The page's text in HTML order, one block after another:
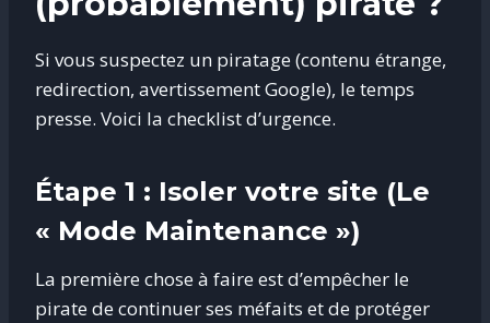
Si vous suspectez un piratage (contenu étrange,
redirection, avertissement Google), le temps
presse. Voici la checklist d’urgence.
Étape 1 : Isoler votre site (Le
« Mode Maintenance »)
La première chose à faire est d’empêcher le
pirate de continuer ses méfaits et de protéger